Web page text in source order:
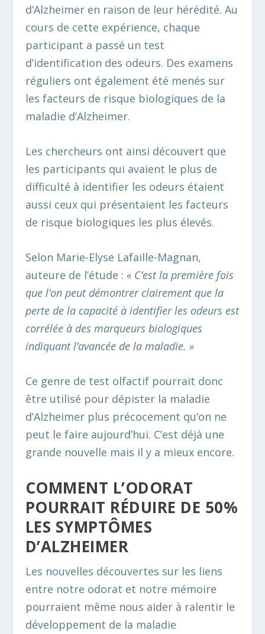
d’Alzheimer en raison de leur hérédité. Au
cours de cette expérience, chaque
participant a passé un test
d’identification des odeurs. Des examens
réguliers ont également été menés sur
les facteurs de risque biologiques de la
maladie d’Alzheimer.
Les chercheurs ont ainsi découvert que
les participants qui avaient le plus de
difficulté à identifier les odeurs étaient
aussi ceux qui présentaient les facteurs
de risque biologiques les plus élevés.
Selon Marie-Elyse Lafaille-Magnan,
auteure de l’étude : « C’est la première fois
que l’on peut démontrer clairement que la
perte de la capacité à identifier les odeurs est
corrélée à des marqueurs biologiques
indiquant l’avancée de la maladie. »
Ce genre de test olfactif pourrait donc
être utilisé pour dépister la maladie
d’Alzheimer plus précocement qu’on ne
peut le faire aujourd’hui. C’est déjà une
grande nouvelle mais il y a mieux encore.
COMMENT L’ODORAT
POURRAIT RÉDUIRE DE 50%
LES SYMPTÔMES
D’ALZHEIMER
Les nouvelles découvertes sur les liens
entre notre odorat et notre mémoire
pourraient même nous aider à ralentir le
développement de la maladie